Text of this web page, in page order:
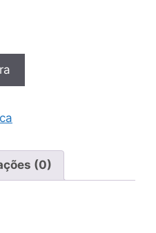
(0)